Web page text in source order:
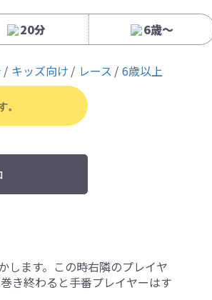
20分 6歳〜
キッズ向け レース 6歳以上
。
します。この時右隣のプレイヤ
き終わると手番プレイヤーはす